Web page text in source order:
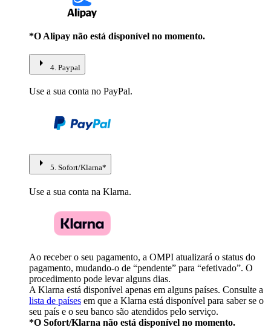
*O Alipay não está disponível no momento.
arrow_right 4. Paypal
Use a sua conta no PayPal.
arrow_right 5. Sofort/Klarna*
Use a sua conta na Klarna.
Ao receber o seu pagamento, a OMPI atualizará o status do
pagamento, mudando-o de “pendente” para “efetivado”. O
procedimento pode levar alguns dias.
A Klarna está disponível apenas em alguns países. Consulte a
lista de países em que a Klarna está disponível para saber se o
seu país e o seu banco são atendidos pelo serviço.
*O Sofort/Klarna não está disponível no momento.